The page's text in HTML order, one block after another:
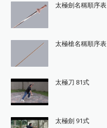
太極劍名稱順序表
太極槍名稱順序表
太極刀 81式
太極劍 91式